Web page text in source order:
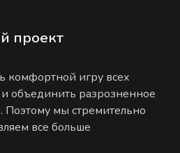
проект
комфортной игру всех
объединить разрозненное
Поэтому мы стремительно
все больше